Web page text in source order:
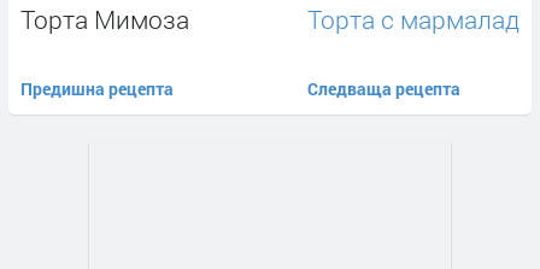
Торта Мимоза
Предишна рецепта
Торта с мармалад
Следваща рецепта